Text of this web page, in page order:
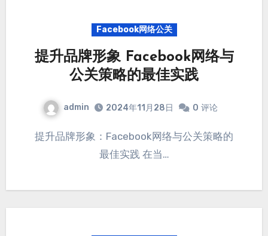
Facebook网络公关
提升品牌形象 Facebook网络与
公关策略的最佳实践
admin 2024年11月28日 0 评论
提升品牌形象：Facebook网络与公关策略的
最佳实践 在当…